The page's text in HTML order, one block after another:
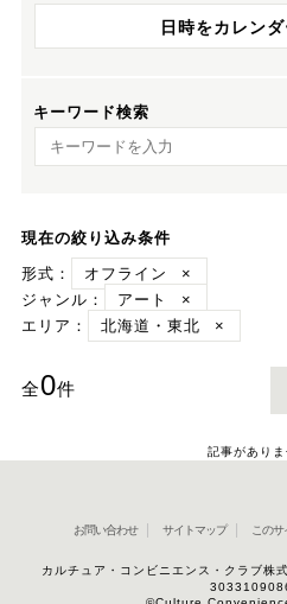
日時をカレン
キーワード検索
キーワード検索
現在の絞り込み条件
形式：
オフライン
×
ジャンル：
アート
×
エリア：
北海道・東北 ×
全0件
記事がありま
お問い合わせ サイトマップ この
カルチュア・コンビニエンス・クラブ